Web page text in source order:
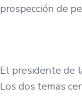
prospección de
El presidente de
Los dos temas